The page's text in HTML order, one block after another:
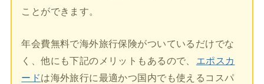
ことができます。
年会費無料で海外旅行保険がついているだけでな
く、他にも下記のメリットもあるので、
エポスカ
ードは海外旅行に最適かつ国内でも使えるコスパ